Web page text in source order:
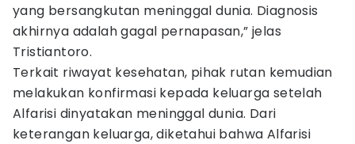
yang bersangkutan meninggal dunia. Diagnosis
akhirnya adalah gagal pernapasan,” jelas
Tristiantoro.
Terkait riwayat kesehatan, pihak rutan kemudian
melakukan konfirmasi kepada keluarga setelah
Alfarisi dinyatakan meninggal dunia. Dari
keterangan keluarga, diketahui bahwa Alfarisi